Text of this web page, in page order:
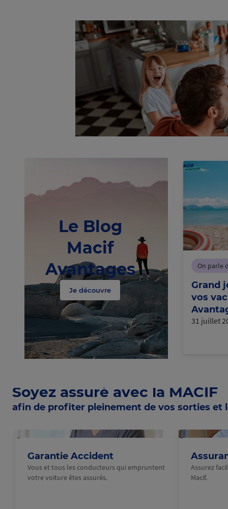
Le Blog
Macif
Avantages
Je découvre
On parle
Grand
vos
31 juillet
Soyez assuré avec la MACIF
afin de profiter pleinement de vos sorties et
Garantie Accident
Vous et tous les conducteurs qui empruntent
votre voiture êtes assurés.
Assurez
Macif.
@Macif